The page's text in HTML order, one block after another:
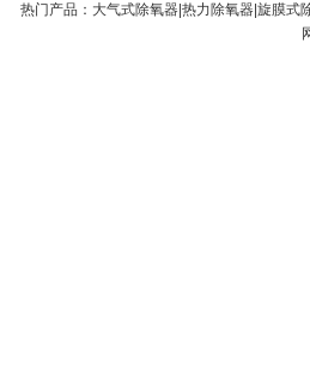
热门产品： 大气式除氧器 热力除氧器 旋膜式